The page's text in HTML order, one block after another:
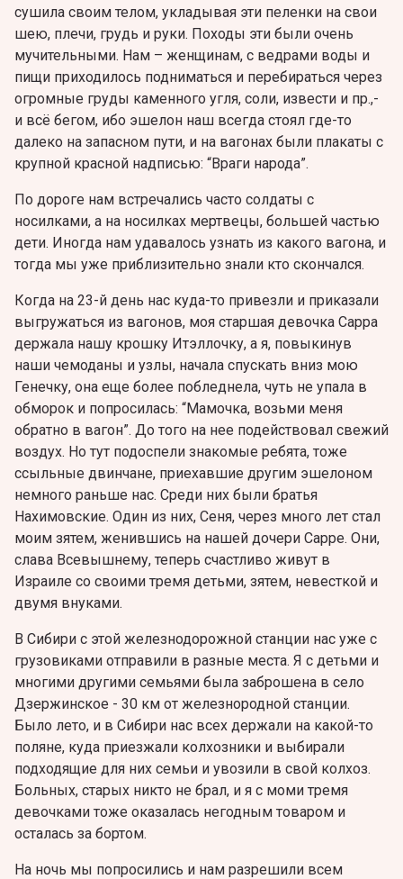
сушила своим телом, укладывая эти пеленки на свои
шею, плечи, грудь и руки. Походы эти были очень
мучительными. Нам – женщинам, с ведрами воды и
пищи приходилось подниматься и перебираться через
огромные груды каменного угля, соли, извести и пр.,-
и всё бегом, ибо эшелон наш всегда стоял где-то
далеко на запасном пути, и на вагонах были плакаты с
крупной красной надписью: “Враги народа”.
По дороге нам встречались часто солдаты с
носилками, а на носилках мертвецы, большей частью
дети. Иногда нам удавалось узнать из какого вагона, и
тогда мы уже приблизительно знали кто скончался.
Когда на 23-й день нас куда-то привезли и приказали
выгружаться из вагонов, моя старшая девочка Сарра
держала нашу крошку Итэллочку, а я, повыкинув
наши чемоданы и узлы, начала спускать вниз мою
Генечку, она еще более побледнела, чуть не упала в
обморок и попросилась: “Мамочка, возьми меня
обратно в вагон”. До того на нее подействовал свежий
воздух. Но тут подоспели знакомые ребята, тоже
ссыльные двинчане, приехавшие другим эшелоном
немного раньше нас. Среди них были братья
Нахимовские. Один из них, Сеня, через много лет стал
моим зятем, женившись на нашей дочери Сарре. Они,
слава Всевышнему, теперь счастливо живут в
Израиле со своими тремя детьми, зятем, невесткой и
двумя внуками.
В Сибири с этой железнодорожной станции нас уже с
грузовиками отправили в разные места. Я с детьми и
многими другими семьями была заброшена в село
Дзержинское - 30 км от железнородной станции.
Было лето, и в Сибири нас всех держали на какой-то
поляне, куда приезжали колхозники и выбирали
подходящие для них семьи и увозили в свой колхоз.
Больных, старых никто не брал, и я с моми тремя
девочками тоже оказалась негодным товаром и
осталась за бортом.
На ночь мы попросились и нам разрешили всем